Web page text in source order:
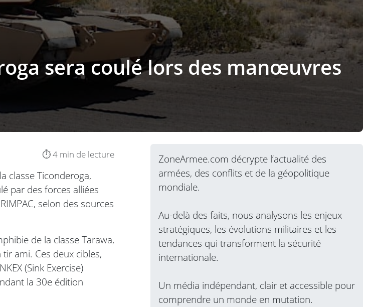
sera coulé lors des manœuvres
⏱️ 4 min de lecture
classe Ticonderoga,
par des forces alliées
selon des sources
de la classe Tarawa,
ami. Ces deux cibles,
(Sink Exercise)
la 30e édition
ZoneArmee.com décrypte l’actualité des
armées, des conflits et de la géopolitique
mondiale.
Au-delà des faits, nous analysons les enjeux
stratégiques, les évolutions militaires et les
tendances qui transforment la sécurité
internationale.
Un média indépendant, clair et accessible pour
comprendre un monde en mutation.